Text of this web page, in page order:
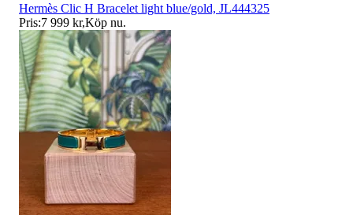
Hermès Clic H Bracelet light blue/gold, JL444325
Pris:7 999 kr,Köp nu.